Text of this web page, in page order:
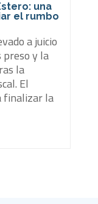
una
el rumbo
a juicio
preso y la
la
El
finalizar la